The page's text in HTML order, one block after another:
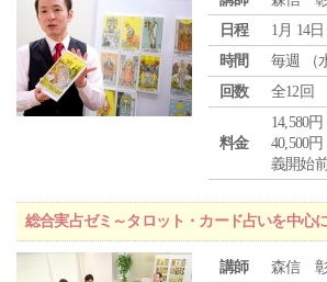
日程
1月 14
時間
毎週 （
回数
全12回
料金
14,580
40,500
義開始
総合実占ゼミ～タロット・カード占いを中
講師
森信